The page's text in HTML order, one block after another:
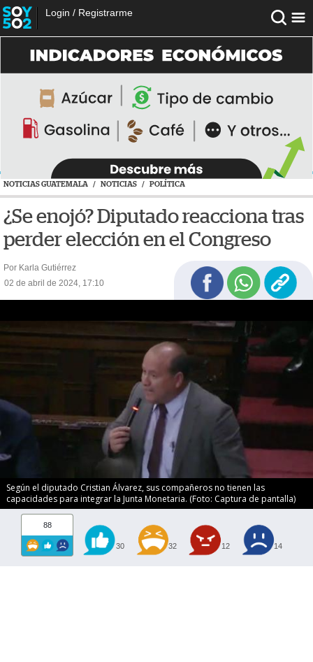
Login / Registrarme
NOTICIAS GUATEMALA / NOTICIAS / POLÍTICA
¿Se enojó? Diputado reacciona tras
perder elección en el Congreso
Por Karla Gutiérrez
02 de abril de 2024, 17:10
Según el diputado Cristian Álvarez, sus compañeros no tienen las
capacidades para integrar la Junta Monetaria. (Foto: Captura de pantalla)
88
30 32 12 14